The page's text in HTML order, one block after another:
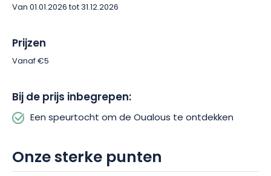
Van 01.01.2026 tot 31.12.2026
Prijzen
Vanaf €5
Bij de prijs inbegrepen:
Een speurtocht om de Oualous te ontdekken
Onze sterke punten